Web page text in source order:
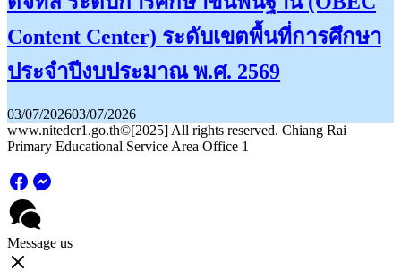
Content Center) ระดับเขตพื้นที่การศึกษา
ประจำปีงบประมาณ พ.ศ. 2569
03/07/202603/07/2026
www.nitedcr1.go.th©[2025] All rights reserved. Chiang Rai
Primary Educational Service Area Office 1
Message us